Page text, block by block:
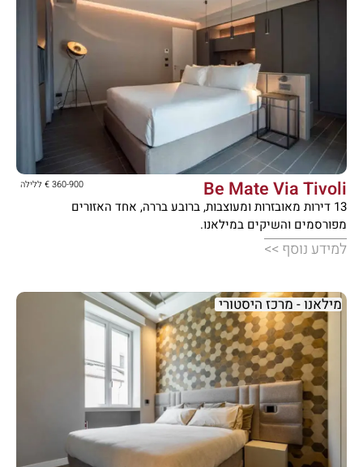





Be Mate Via Tivoli 360-900 € ללילה
13 דירות מאובזרות ומעוצבות, ברובע בררה, אחד האזורים
מפורסמים והשיקים במילאנו.
למידע נוסף >>
מילאנו - מרכז היסטורי